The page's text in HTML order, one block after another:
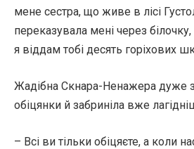
мене сестра, що живе в лісі
переказувала мені через
я віддам тобі десять горіхових
Жадібна Скнара-Ненажера дуже
обіцянки й забриніла вже
– Всі ви тільки обіцяєте, а коли